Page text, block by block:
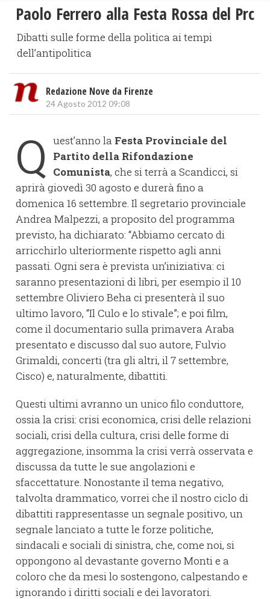
Paolo Ferrero alla Festa Rossa del Prc
Dibatti sulle forme della politica ai tempi
dell’antipolitica
Redazione Nove da Firenze
24 Agosto 2012 09:08
Q uest’anno la Festa Provinciale del
Partito della Rifondazione
Comunista, che si terrà a Scandicci, si
aprirà giovedì 30 agosto e durerà fino a
domenica 16 settembre. Il segretario provinciale
Andrea Malpezzi, a proposito del programma
previsto, ha dichiarato: “Abbiamo cercato di
arricchirlo ulteriormente rispetto agli anni
passati. Ogni sera è prevista un’iniziativa: ci
saranno presentazioni di libri, per esempio il 10
settembre Oliviero Beha ci presenterà il suo
ultimo lavoro, “Il Culo e lo stivale”; e poi film,
come il documentario sulla primavera Araba
presentato e discusso dal suo autore, Fulvio
Grimaldi, concerti (tra gli altri, il 7 settembre,
Cisco) e, naturalmente, dibattiti.
Questi ultimi avranno un unico filo conduttore,
ossia la crisi: crisi economica, crisi delle relazioni
sociali, crisi della cultura, crisi delle forme di
aggregazione, insomma la crisi verrà osservata e
discussa da tutte le sue angolazioni e
sfaccettature. Nonostante il tema negativo,
talvolta drammatico, vorrei che il nostro ciclo di
dibattiti rappresentasse un segnale positivo, un
segnale lanciato a tutte le forze politiche,
sindacali e sociali di sinistra, che, come noi, si
oppongono al devastante governo Monti e a
coloro che da mesi lo sostengono, calpestando e
ignorando i diritti sociali e dei lavoratori.